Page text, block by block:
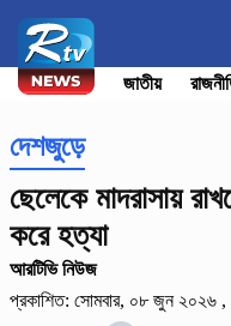
জাতীয়
দেশজুড়ে
ছেলেকে মাদরাসায়
করে হত্যা
আরটিভি নিউজ
প্রকাশিত: সোমবার, ০৮ জুন ২০২৬